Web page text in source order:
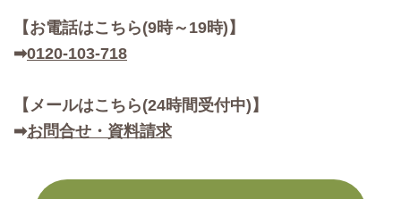
【お電話はこちら(9時～19時)】
➡0120-103-718
【メールはこちら(24時間受付中)】
➡お問合せ・資料請求